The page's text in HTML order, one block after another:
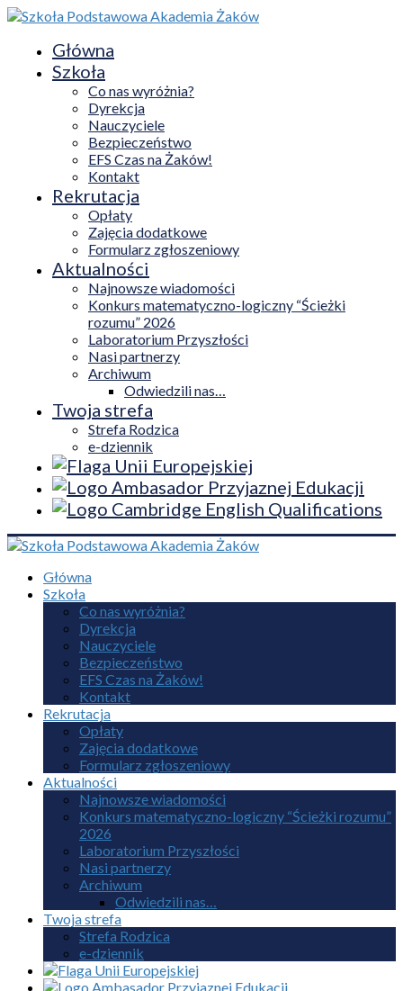
Główna
Szkoła
Co nas wyróżnia?
Dyrekcja
Nauczyciele
Bezpieczeństwo
EFS Czas na Żaków!
Kontakt
Rekrutacja
Opłaty
Zajęcia dodatkowe
Formularz zgłoszeniowy
Aktualności
Najnowsze wiadomości
Konkurs matematyczno-logiczny “Ścieżki
rozumu” 2026
Laboratorium Przyszłości
Nasi partnerzy
Archiwum
Odwiedzili nas…
Twoja strefa
Strefa Rodzica
e-dziennik
Główna
Szkoła
Co nas wyróżnia?
Dyrekcja
Nauczyciele
Bezpieczeństwo
EFS Czas na Żaków!
Kontakt
Rekrutacja
Opłaty
Zajęcia dodatkowe
Formularz zgłoszeniowy
Aktualności
Najnowsze wiadomości
Konkurs matematyczno-logiczny “Ścieżki rozumu”
2026
Laboratorium Przyszłości
Nasi partnerzy
Archiwum
Odwiedzili nas…
Twoja strefa
Strefa Rodzica
e-dziennik